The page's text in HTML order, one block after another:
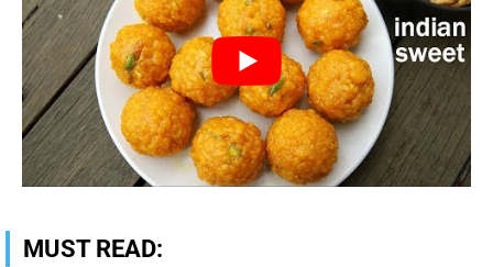
MUST READ: